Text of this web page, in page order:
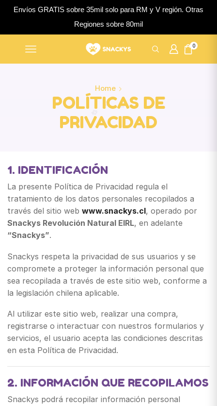
Envíos GRATIS sobre 35mil solo para RM y V región. Otras
Regiones sobre 80mil
0
Home
POLÍTICAS DE
PRIVACIDAD
1. IDENTIFICACIÓN
La presente Política de Privacidad regula el
tratamiento de los datos personales recopilados a
través del sitio web www.snackys.cl, operado por
Snackys Revolución Natural EIRL, en adelante
“Snackys”.
Snackys respeta la privacidad de sus usuarios y se
compromete a proteger la información personal que
sea recopilada a través de este sitio web, conforme a
la legislación chilena aplicable.
Al utilizar este sitio web, realizar una compra,
registrarse o interactuar con nuestros formularios y
servicios, el usuario acepta las condiciones descritas
en esta Política de Privacidad.
2. INFORMACIÓN QUE RECOPILAMOS
Snackys podrá recopilar información personal